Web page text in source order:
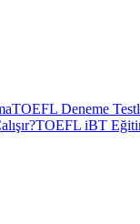
TOEFL Deneme
TOEFL iBT